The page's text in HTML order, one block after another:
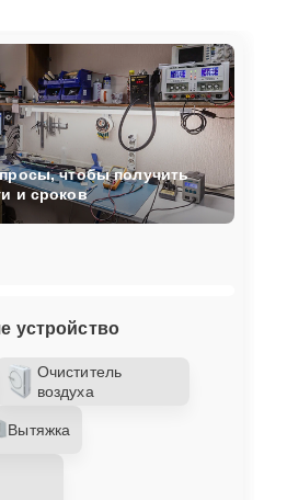
устройство
Очиститель
воздуха
Вытяжка
чтобы получить
и сроков